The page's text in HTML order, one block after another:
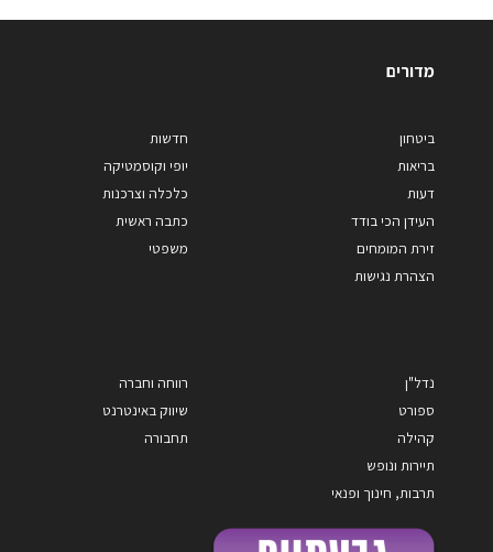
מדורים
ביטחון
בריאות
דעות
העידן הכי בודד
זירת המומחים
הצהרת נגישות
חדשות
יופי וקוסמטיקה
כלכלה וצרכנות
כתבה ראשית
משפטי
נדל"ן
ספורט
קהילה
תיירות ונופש
תרבות, חינוך ופנאי
רווחה וחברה
שיווק באינטרנט
תחבורה